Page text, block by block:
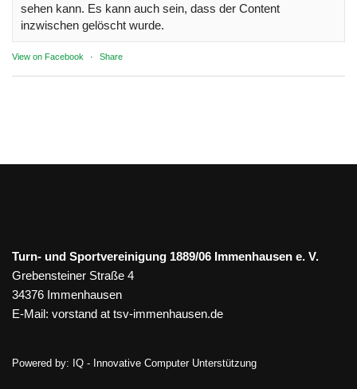
sehen kann. Es kann auch sein, dass der Content
inzwischen gelöscht wurde.
View on Facebook · Share
Turn- und Sportvereinigung 1889/06 Immenhausen e. V.
Grebensteiner Straße 4
34376 Immenhausen
E-Mail: vorstand at tsv-immenhausen.de
Powered by: IQ - Innovative Computer Unterstützung